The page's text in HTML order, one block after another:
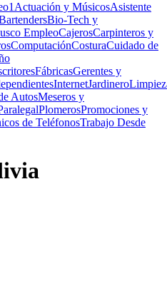
1Actuación y MúsicosAsistente
Bio-Tech y
EmpleoCajerosCarpinteros y
ComputaciónCosturaCuidado de
FábricasGerentes y
InternetJardinero
AutosMeseros y
PlomerosPromociones y
de TeléfonosTrabajo Desde